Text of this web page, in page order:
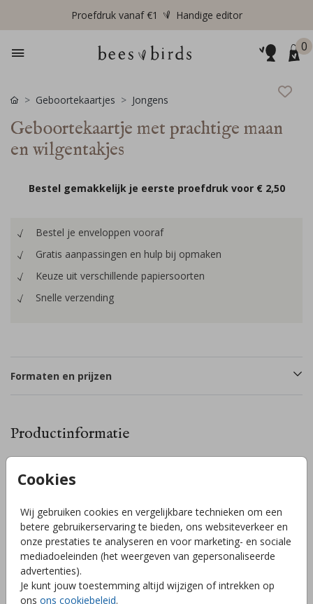
Proefdruk vanaf €1 Handige editor
0
Cookies
Wij gebruiken cookies en vergelijkbare technieken om een
betere gebruikerservaring te bieden, ons websiteverkeer en
onze prestaties te analyseren en voor marketing- en sociale
mediadoeleinden (het weergeven van gepersonaliseerde
advertenties).
Je kunt jouw toestemming altijd wijzigen of intrekken op
ons ons cookiebeleid.
Geboortekaartjes Jongens
Geboortekaartje met prachtige maan
en wilgentakjes
Bestel gemakkelijk je eerste proefdruk voor € 2,50
Bestel je enveloppen vooraf
Gratis aanpassingen en hulp bij opmaken
Keuze uit verschillende papiersoorten
Snelle verzending
Formaten en prijzen
Productinformatie
Omschrijving
takjes. Spikkels om de maan heen, de babynaam en hier en
daar wat takjes worden afgewerkt met goudfolie. Pas de
kleuren/folie eenvoudig aan en personaliseer het kaartje
voor jouw kindje helemaal zelf naar wens! Mocht je er niet
uitkomen of heb je vragen of wensen, stuur mij een
berichtje, ik help je graag!
Toon meer